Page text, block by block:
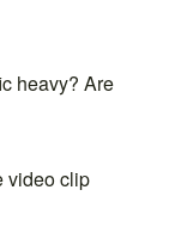
heavy? Are
video clip